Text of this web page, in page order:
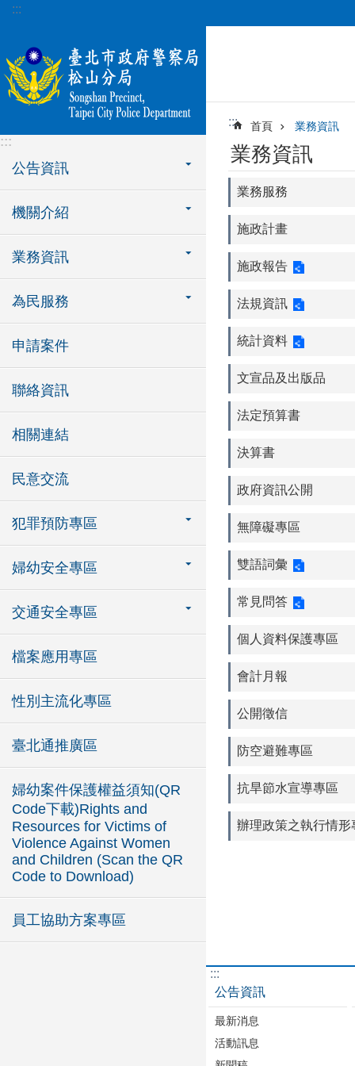
跳到主要內容區塊
:::
:::
公告資訊
機關介紹
業務資訊
為民服務
申請案件
聯絡資訊
相關連結
民意交流
犯罪預防專區
婦幼安全專區
交通安全專區
檔案應用專區
性別主流化專區
臺北通推廣區
婦幼案件保護權益須知(QR
Code下載)Rights and
Resources for Victims of
Violence Against Women
and Children (Scan the QR
Code to Download)
員工協助方案專區
::: 首頁 業務資訊
業務資訊
業務服務
施政計畫
施政報告
法規資訊
統計資料
文宣品及出版品
法定預算書
決算書
政府資訊公開
無障礙專區
雙語詞彙
常見問答
個人資料保護專區
會計月報
公開徵信
防空避難專區
抗旱節水宣導專區
辦理政策之執行情形
:::
公告資訊
最新消息
活動訊息